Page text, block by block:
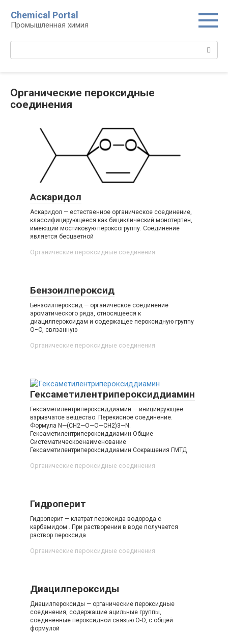
контенту
Chemical Portal
Промышленная химия
Органические пероксидные
соединения‎
Аскаридол
Аскаридол — естественное органическое соединение,
классифицирующееся как бициклический монотерпен,
имеющий мостиковую пероксогруппу. Соединение
является бесцветной
Органические пероксидные соединения‎
Бензоилпероксид
Бензоилпероксид — органическое соединение
ароматического ряда, относящееся к
диацилпероксидам и содержащее пероксидную группу
O−O, связанную
Органические пероксидные соединения‎
Гексаметилентрипероксиддиамин
Гексаметилентрипероксиддиамин — инициирующее
взрывчатое вещество. Перекисное соединение.
Формула N—(CH2—O—O—CH2)3—N.
Гексаметилентрипероксиддиамин Общие
Систематическоенаименование
Гексаметилентрипероксиддиамин Сокращения ГМТД
Органические пероксидные соединения‎
Гидроперит
Гидроперит — клатрат пероксида водорода с
карбамидом . При растворении в воде получается
раствор пероксида
Органические пероксидные соединения‎
Диацилпероксиды
Диацилпероксиды — органические пероксидные
соединения, содержащие ацильные группы,
соединённые пероксидной связью O-O, с общей
формулой